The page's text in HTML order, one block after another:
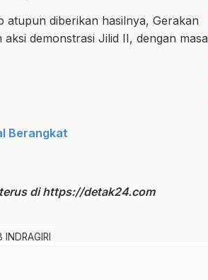
atupun diberikan hasilnya, Gerakan
demonstrasi Jilid II, dengan masa
Berangkat
dihttps://detak24.com